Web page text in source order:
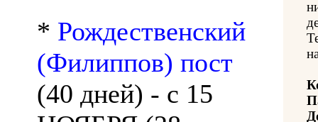
* Рождественский
(Филиппов) пост
(40 дней) - с 15